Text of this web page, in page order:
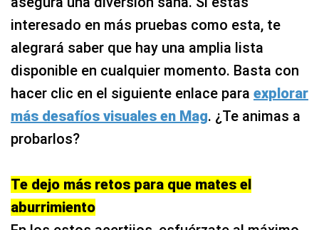
interesado en más pruebas como esta, te
alegrará saber que hay una amplia lista
disponible en cualquier momento. Basta con
hacer clic en el siguiente enlace para
más desafíos visuales en Mag
. ¿Te animas a
probarlos?
Te dejo más retos para que mates el
aburrimiento
En los estos acertijos, esfuérzate al máximo